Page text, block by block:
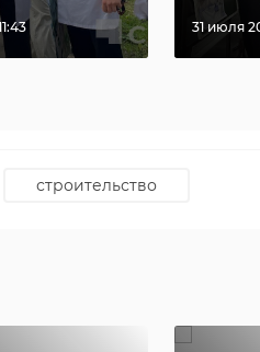
31 июля
строительство